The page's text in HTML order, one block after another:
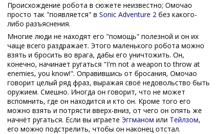
Происхождение робота в сюжете неизвестно; Омочао
просто так "появляется" в Sonic Adventure 2 без какого-
либо разъяснения.
Многие люди не находят его "помощь" полезной и он их
чаще всего раздражает. Этого маленького робота можно
взять и бросить во врага, дабы его уничтожить. Он,
конечно, начинает ругаться "I'm not a weapon to throw at
enemies, you know!". Оправившись от бросания, Омочао
говорит целый ряд фраз, выражая своё недовольство быть
оружием. Смешно. Иногда он говорит, что не может
вспомнить, где он находится и кто он. Кроме того его
можно взять и потрясти вверх-вниз, от чего он опять же
начнёт ругаться. Если вы играете Эггманом или Тейлзом,
его можно подстрелить, чтобы он наконец отстал.